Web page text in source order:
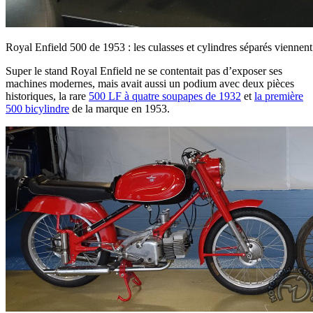
Royal Enfield 500 de 1953 : les culasses et cylindres séparés
Super le stand Royal Enfield ne se contentait pas d’exposer ses
machines modernes, mais avait aussi un podium avec deux pièces
historiques, la rare 500 LF à quatre soupapes de 1932 et la première
500 bicylindre de la marque en 1953.